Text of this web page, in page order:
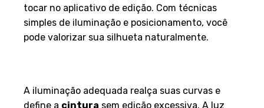
tocar no aplicativo de edição. Com técnicas
simples de iluminação e posicionamento, você
pode valorizar sua silhueta naturalmente.
A iluminação adequada realça suas curvas e
define a cintura sem edição excessiva. A luz